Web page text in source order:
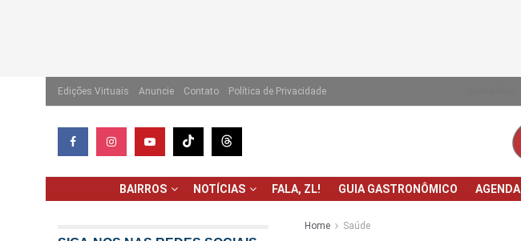
Edições Virtuais Anuncie Contato Política de Privacidade
BAIRROS NOTÍCIAS FALA, ZL! GUIA GASTRONÔMICO AGENDA
Home Saúde